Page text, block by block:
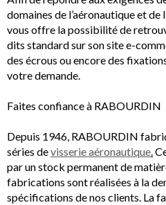
domaines de l’aéronautique et
vous offre la possibilité de
dits standard sur son site e-
des écrous ou encore des
votre demande.
Faites confiance à RABOURDIN
Depuis 1946, RABOURDIN
séries devisserie aéronautique.
par un stock permanent de
fabrications sont réalisées à la
spécifications de nos clients. La